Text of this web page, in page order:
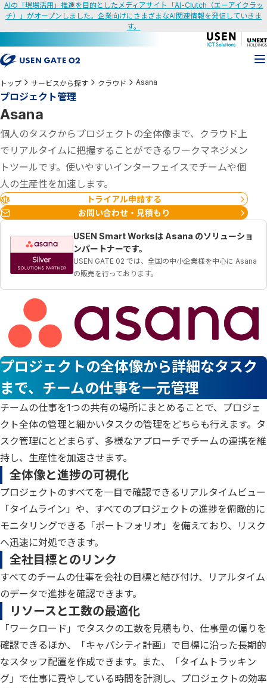
AIの「現場活用」推進を目的としたメディアサイト「AI-Clutch（エーアイクラッ
チ）」がオープンしました。企業向けにさまざまなAI関連情報を発信していきま
す。
トップ サービスから探す クラウド Asana
プロジェクト管理
Asana
個人のタスクからプロジェクトの全体像まで、クラウド上
でリアルタイムに把握することができるワークマネジメン
トツールです。使いやすいインターフェイスでチームや個
人の生産性を加速します。
トライアル申請する
お問い合わせ・見積もり
USEN Smart Worksは Asana のソリューショ
ンパートナーです。
USEN GATE 02 では、全国の中小企業様を中心に Asana
の販売を行っております。
プロジェクトの全体像から詳細なタスク
まで、チームの仕事を一元管理
チームの仕事を1つの共有の場所にまとめることで、プロジェ
クト全体の管理と細かいタスクの管理をどちらも行えます。タ
スク管理にとどまらず、多様なアプローチでチームの連携を維
持し、生産性を加速させます。
全体像と進捗の可視化
プロジェクトのすべてを一目で確認できるリアルタイムビュー
「タイムライン」や、すべてのプロジェクトの進捗を俯瞰的に
モニタリングできる「ポートフォリオ」を備えており、リスク
へ迅速に対処できます。
全社目標とのリンク
すべてのチームの仕事を会社の目標と結び付け、リアルタイム
のデータで進捗を確認できます。
リソースと工数の最適化
「ワークロード」でタスクの工数を見積もり、仕事量の偏りを
確認できるほか、「キャパシティ計画」で目標に沿った長期的
なスタッフ配置を作成できます。また、「タイムトラッキン
グ」で仕事に費やしている時間を計測し、プロジェクトの効率